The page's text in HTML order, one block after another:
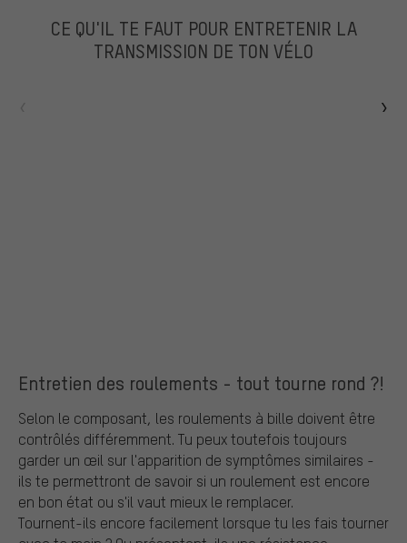
CE QU'IL TE FAUT POUR ENTRETENIR LA
TRANSMISSION DE TON VÉLO
Entretien des roulements - tout tourne rond ?!
Selon le composant, les roulements à bille doivent être
contrôlés différemment. Tu peux toutefois toujours
garder un œil sur l'apparition de symptômes similaires -
ils te permettront de savoir si un roulement est encore
en bon état ou s'il vaut mieux le remplacer.
Tournent-ils encore facilement lorsque tu les fais tourner